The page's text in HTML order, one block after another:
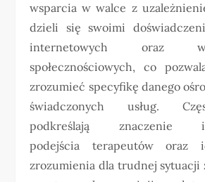
wsparcia w walce z
dzieli się swoimi
internetowych oraz
społecznościowych, co
zrozumieć specyfikę danego
świadczonych usług.
podkreślają znaczenie
podejścia terapeutów
zrozumienia dla trudnej sytuacji